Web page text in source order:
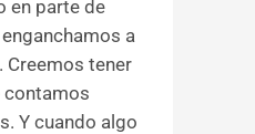
en parte de
a
Creemos tener
contamos
Y cuando algo